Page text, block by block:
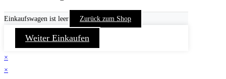
Einkaufswagen ist leer Zurück zum Shop
Weiter Einkaufen
×
×